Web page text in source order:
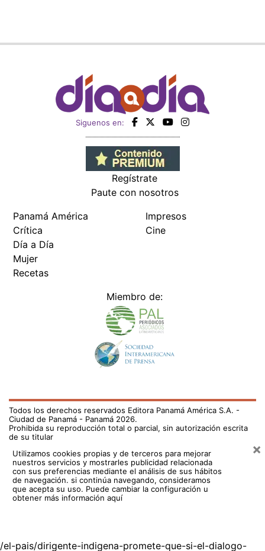
Siguenos en:
Regístrate
Paute con nosotros
Panamá América
Crítica
Día a Día
Mujer
Recetas
Impresos
Cine
Miembro de:
Todos los derechos reservados Editora Panamá América S.A. -
Ciudad de Panamá - Panamá 2026.
Prohibida su reproducción total o parcial, sin autorización escrita
de su titular
Utilizamos cookies propias y de terceros para mejorar
nuestros servicios y mostrarles publicidad relacionada
con sus preferencias mediante el análisis de sus hábitos
de navegación. si continúa navegando, consideramos
que acepta su uso. Puede cambiar la configuración u
obtener más información aquí
×
/el-pais/dirigente-indigena-promete-que-si-el-dialogo-